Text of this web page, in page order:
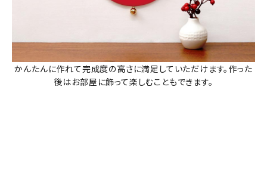
かんたんに作れて完成度の高さに満足していただけます。作った
後はお部屋に飾って楽しむこともできます。